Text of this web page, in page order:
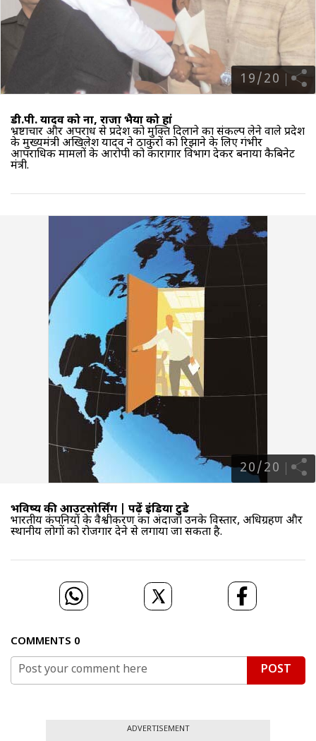
19/20
डी.पी. यादव को ना, राजा भैया को हां
भ्रष्टाचार और अपराध से प्रदेश को मुक्ति दिलाने का संकल्प लेने वाले प्रदेश
के मुख्यमंत्री अखिलेश यादव ने ठाकुरों को रिझाने के लिए गंभीर
आपराधिक मामलों के आरोपी को कारागार विभाग देकर बनाया कैबिनेट
मंत्री.
20/20
भविष्य की आउटसोर्सिंग | पढ़ें इंडिया टुडे
भारतीय कंपनियों के वैश्वीकरण का अंदाजा उनके विस्तार, अधिग्रहण और
स्थानीय लोगों को रोजगार देने से लगाया जा सकता है.
COMMENTS 0
POST
ADVERTISEMENT